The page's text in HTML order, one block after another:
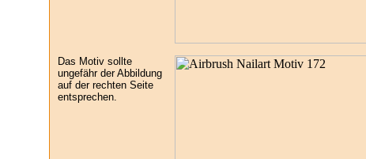
Das Motiv sollte
ungefähr der Abbildung
auf der rechten Seite
entsprechen.